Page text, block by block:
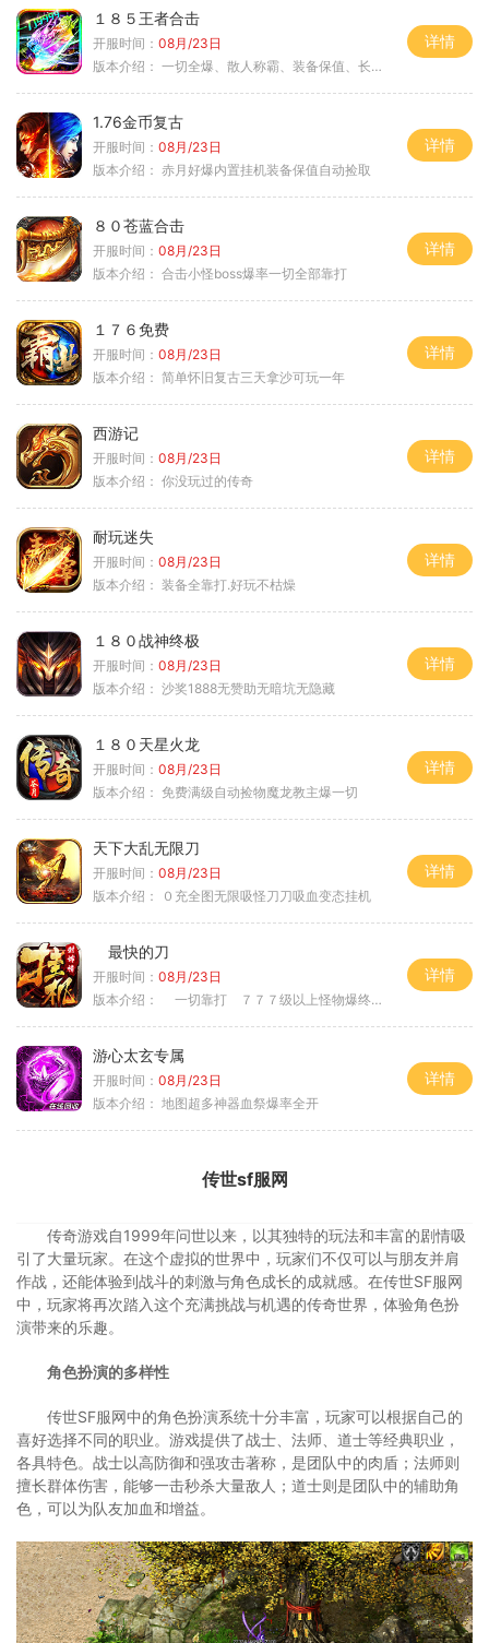
１８５王者合击
开服时间： 08月/23日
版本介绍： 一切全爆、散人称霸、装备保值、长期耐玩
详情
1.76金币复古
开服时间： 08月/23日
版本介绍： 赤月好爆内置挂机装备保值自动捡取
详情
８０苍蓝合击
开服时间： 08月/23日
版本介绍： 合击小怪boss爆率一切全部靠打
详情
１７６免费
开服时间： 08月/23日
版本介绍： 简单怀旧复古三天拿沙可玩一年
详情
西游记
开服时间： 08月/23日
版本介绍： 你没玩过的传奇
详情
耐玩迷失
开服时间： 08月/23日
版本介绍： 装备全靠打.好玩不枯燥
详情
１８０战神终极
开服时间： 08月/23日
版本介绍： 沙奖1888无赞助无暗坑无隐藏
详情
１８０天星火龙
开服时间： 08月/23日
版本介绍： 免费满级自动捡物魔龙教主爆一切
详情
天下大乱无限刀
开服时间： 08月/23日
版本介绍：
０充全图无限吸怪刀刀吸血变态挂机
详情
最快的刀
开服时间： 08月/23日
版本介绍：
一切靠打 ７７７级以上怪物爆终极
详情
游心太玄专属
开服时间： 08月/23日
版本介绍： 地图超多神器血祭爆率全开
详情
传世sf服网
传奇游戏自1999年问世以来，以其独特的玩法和丰富的剧情吸
引了大量玩家。在这个虚拟的世界中，玩家们不仅可以与朋友并肩
作战，还能体验到战斗的刺激与角色成长的成就感。在传世SF服网
中，玩家将再次踏入这个充满挑战与机遇的传奇世界，体验角色扮
演带来的乐趣。
角色扮演的多样性
传世SF服网中的角色扮演系统十分丰富，玩家可以根据自己的
喜好选择不同的职业。游戏提供了战士、法师、道士等经典职业，
各具特色。战士以高防御和强攻击著称，是团队中的肉盾；法师则
擅长群体伤害，能够一击秒杀大量敌人；道士则是团队中的辅助角
色，可以为队友加血和增益。